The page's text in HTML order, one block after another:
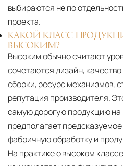
выбираются не по
проекта.
КАКОЙ КЛАСС
ВЫСОКИМ?
Высоким обычно считают
сочетаются дизайн,
сборки, ресурс механизмов,
репутация производителя.
самую дорогую продукцию на
предполагает
фабричную обработку и
На практике о высоком